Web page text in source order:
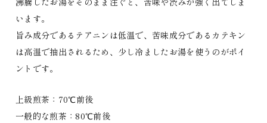
います。
旨み成分であるテアニンは低温で、苦味成分であるカテキン
は高温で抽出されるため、少し冷ましたお湯を使うのがポイ
ントです。
上級煎茶：70℃前後
一般的な煎茶：80℃前後